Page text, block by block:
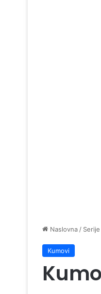
Naslovna / Serije
Kumovi